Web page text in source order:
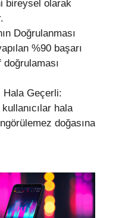
bireysel olarak
Doğrulanması
%90 başarı
doğrulaması
Hala Geçerli:
hala
doğasına